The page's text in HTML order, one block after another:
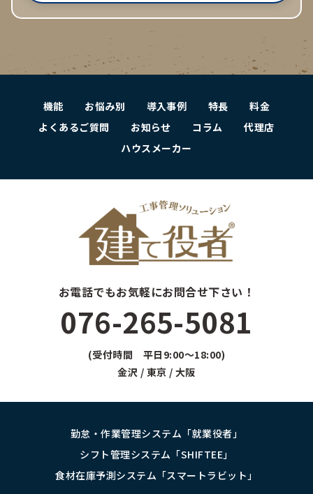
機能 お悩み別 導入事例 特長
料金
よくあるご質問
お知らせ コラム
代理店
ハウスメーカー
お電話でもお気軽にお問合せ下さい！
076-265-5081
(受付時間 平日9:00～18:00)
金沢 / 東京 / 大阪
勤怠・作業管理システム「就業役者」
シフト管理システム「SHIFTEE」
食材在庫予測システム「スマートラビット」